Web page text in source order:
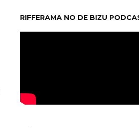
RIFFERAMA NO DE BIZU